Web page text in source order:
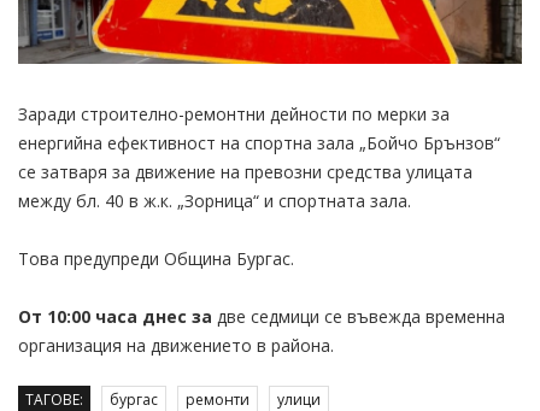
Заради строително-ремонтни дейности по мерки за
енергийна ефективност на спортна зала „Бойчо Брънзов“
се затваря за движение на превозни средства улицата
между бл. 40 в ж.к. „Зорница“ и спортната зала.
Това предупреди Община Бургас.
От 10:00 часа днес за две седмици се въвежда временна
организация на движението в района.
ТАГОВЕ: бургас ремонти улици